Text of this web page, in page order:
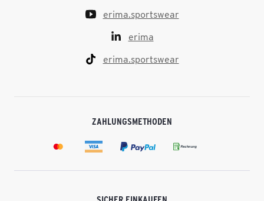
erima.sportswear
erima
erima.sportswear
ZAHLUNGSMETHODEN